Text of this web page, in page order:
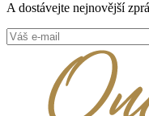
A dostávejte nejnovější